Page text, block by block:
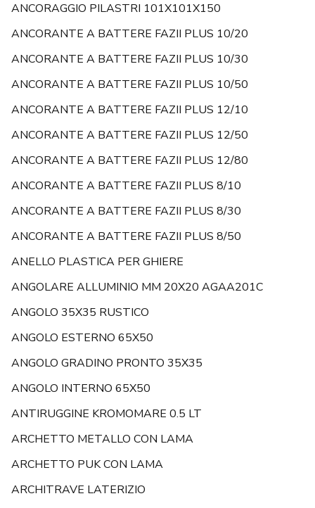
ANCORAGGIO PILASTRI 101X101X150
ANCORANTE A BATTERE FAZII PLUS 10/20
ANCORANTE A BATTERE FAZII PLUS 10/30
ANCORANTE A BATTERE FAZII PLUS 10/50
ANCORANTE A BATTERE FAZII PLUS 12/10
ANCORANTE A BATTERE FAZII PLUS 12/50
ANCORANTE A BATTERE FAZII PLUS 12/80
ANCORANTE A BATTERE FAZII PLUS 8/10
ANCORANTE A BATTERE FAZII PLUS 8/30
ANCORANTE A BATTERE FAZII PLUS 8/50
ANELLO PLASTICA PER GHIERE
ANGOLARE ALLUMINIO MM 20X20 AGAA201C
ANGOLO 35X35 RUSTICO
ANGOLO ESTERNO 65X50
ANGOLO GRADINO PRONTO 35X35
ANGOLO INTERNO 65X50
ANTIRUGGINE KROMOMARE 0.5 LT
ARCHETTO METALLO CON LAMA
ARCHETTO PUK CON LAMA
ARCHITRAVE LATERIZIO